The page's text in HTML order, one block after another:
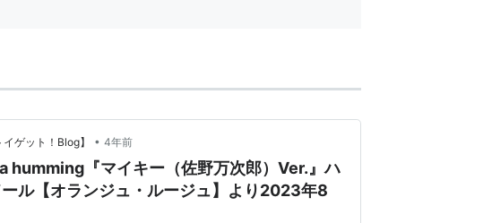
ゲット！Blog】 • 4年前
humming『マイキー（佐野万次郎）Ver.』ハ
ル【オランジュ・ルージュ】より2023年8